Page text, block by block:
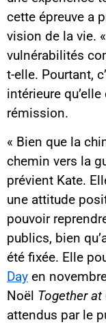
cette épreuve a
vision de la vie.
vulnérabilités
t-elle. Pourtant,
intérieure
rémission.
« Bien que la
chemin vers la
prévient Kate.
une attitude
pouvoir
publics, bien
été fixée. Elle
Day en
Noël Together
attendus par le